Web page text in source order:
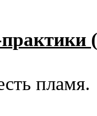
пламя.